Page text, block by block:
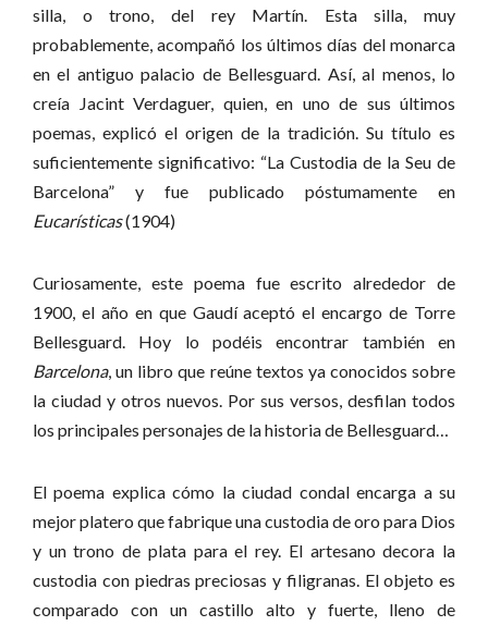
silla, o trono, del rey Martín. Esta silla, muy
probablemente, acompañó los últimos días del monarca
en el antiguo palacio de Bellesguard. Así, al menos, lo
creía Jacint Verdaguer, quien, en uno de sus últimos
poemas, explicó el origen de la tradición. Su título es
suficientemente significativo: “La Custodia de la Seu de
Barcelona” y fue publicado póstumamente en
Eucarísticas(1904)
Curiosamente, este poema fue escrito alrededor de
1900, el año en que Gaudí aceptó el encargo de Torre
Bellesguard. Hoy lo podéis encontrar también en
Barcelona, un libro que reúne textos ya conocidos sobre
la ciudad y otros nuevos. Por sus versos, desfilan todos
los principales personajes de la historia de Bellesguard…
El poema explica cómo la ciudad condal encarga a su
mejor platero que fabrique una custodia de oro para Dios
y un trono de plata para el rey. El artesano decora la
custodia con piedras preciosas y filigranas. El objeto es
comparado con un castillo alto y fuerte, lleno de